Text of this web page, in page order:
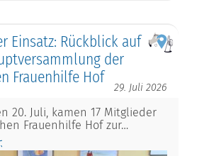
Einsatz: Rückblick auf
der
Frauenhilfe Hof
29. Juli 2026
20. Juli, kamen 17 Mitglieder
Frauenhilfe Hof zur…